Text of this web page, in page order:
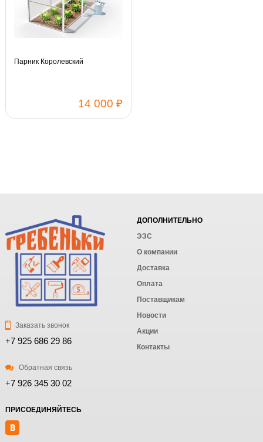
Парник Королевский
14 000 ₽
Заказать звонок
+7 925 686 29 86
Обратная связь
+7 926 345 30 02
ДОПОЛНИТЕЛЬНО
ЭЗС
О компании
Доставка
Оплата
Поставщикам
Новости
Акции
Контакты
ПРИСОЕДИНЯЙТЕСЬ